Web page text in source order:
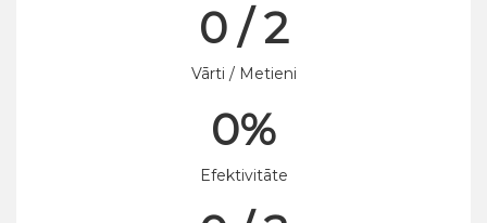
0 / 2
Vārti / Metieni
0%
Efektivitāte